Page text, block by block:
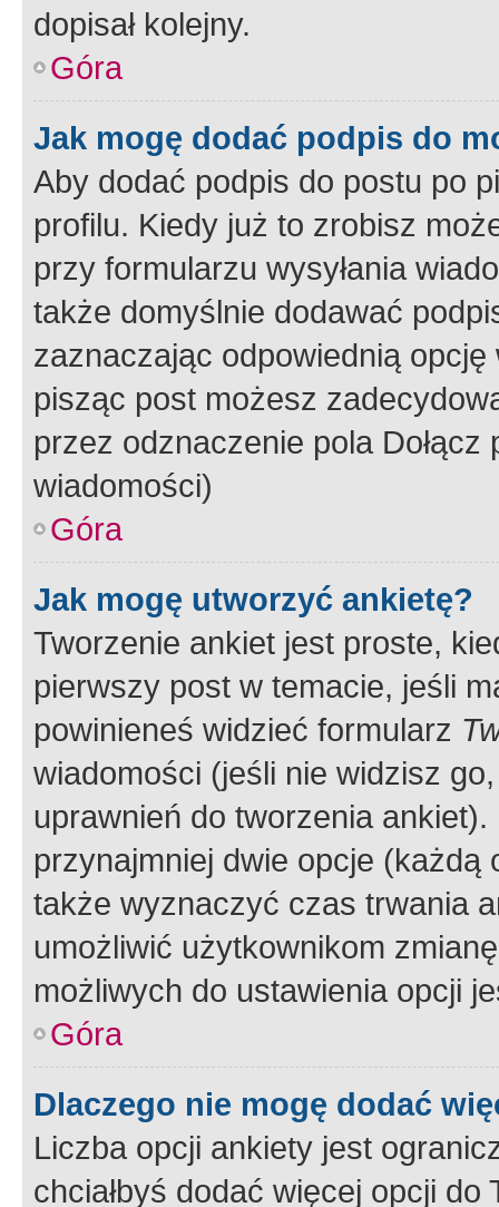
dopisał kolejny.
Góra
Jak mogę dodać podpis do
Aby dodać podpis do postu po
profilu. Kiedy już to zrobisz
przy formularzu wysyłania
także domyślnie dodawać
zaznaczając odpowiednią
pisząc post możesz
przez odznaczenie pola
wiadomości)
Góra
Jak mogę utworzyć ankietę?
Tworzenie ankiet jest proste,
pierwszy post w temacie, jeśli
powinieneś widzieć formularz
wiadomości (jeśli nie widzisz
uprawnień do tworzenia
przynajmniej dwie opcje
także wyznaczyć czas trwania
umożliwić użytkownikom
możliwych do ustawienia opcji
Góra
Dlaczego nie mogę dodać
Liczba opcji ankiety jest
chciałbyś dodać więcej opcji